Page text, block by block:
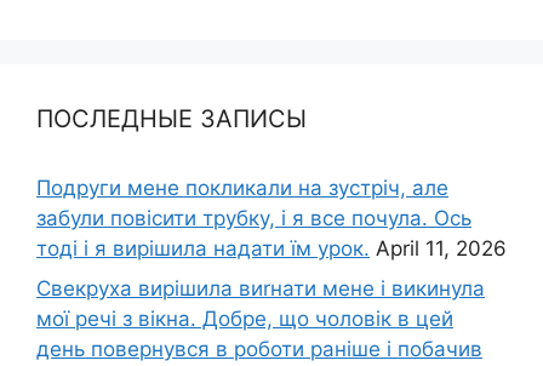
ПОСЛЕДНЫЕ ЗАПИСЫ
Подруги мене покликали на зустріч, але
забули повісити трубку, і я все почула. Ось
тоді і я вирішила надати їм урок. April 11, 2026
Свекруха вирішила виrнати мене і викинула
мої речі з вікна. Добре, що чоловік в цей
день повернувся в роботи раніше і побачив